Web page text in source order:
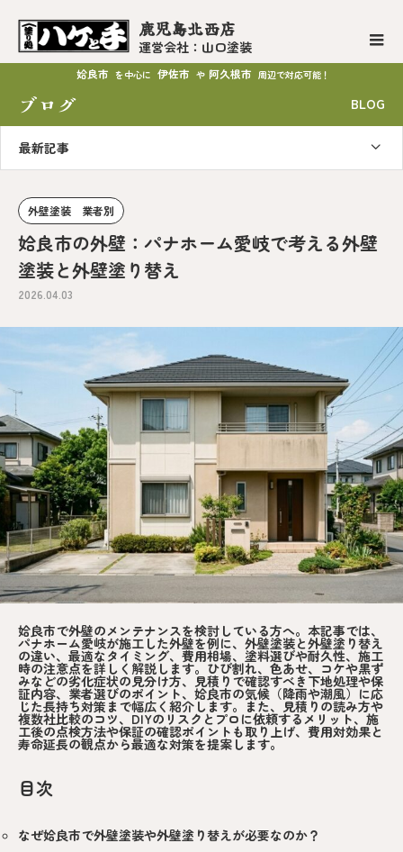
鹿児島北西店
運営会社：山口塗装
姶良市 を中心に 伊佐市 や 阿久根市 周辺で対応可能！
ブログ BLOG
最新記事
外壁塗装 業者別
姶良市の外壁：パナホーム愛岐で考える外壁
塗装と外壁塗り替え
2026.04.03
姶良市で外壁のメンテナンスを検討している方へ。本記事では、
パナホーム愛岐が施工した外壁を例に、外壁塗装と外壁塗り替え
の違い、最適なタイミング、費用相場、塗料選びや耐久性、施工
時の注意点を詳しく解説します。ひび割れ、色あせ、コケや黒ず
みなどの劣化症状の見分け方、見積りで確認すべき下地処理や保
証内容、業者選びのポイント、姶良市の気候（降雨や潮風）に応
じた長持ち対策まで幅広く紹介します。また、見積りの読み方や
複数社比較のコツ、DIYのリスクとプロに依頼するメリット、施
工後の点検方法や保証の確認ポイントも取り上げ、費用対効果と
寿命延長の観点から最適な対策を提案します。
目次
なぜ姶良市で外壁塗装や外壁塗り替えが必要なのか？